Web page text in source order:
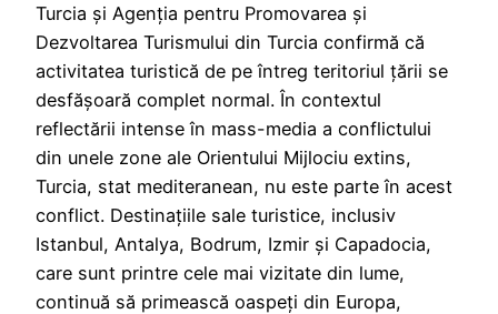
Turcia și Agenția pentru Promovarea și
Dezvoltarea Turismului din Turcia confirmă că
activitatea turistică de pe întreg teritoriul țării se
desfășoară complet normal. În contextul
reflectării intense în mass-media a conflictului
din unele zone ale Orientului Mijlociu extins,
Turcia, stat mediteranean, nu este parte în acest
conflict. Destinațiile sale turistice, inclusiv
Istanbul, Antalya, Bodrum, Izmir și Capadocia,
care sunt printre cele mai vizitate din lume,
continuă să primească oaspeți din Europa,